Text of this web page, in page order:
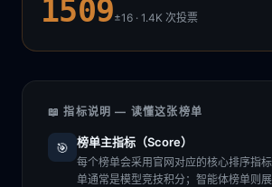
1509±16 · 1.4K次投票
📖 指标说明 — 读懂这张榜单
🎯 榜单主指标（Score）
每个榜单会采用官网对应的核心排序指
单通常是模型竞技积分；智能体榜单则